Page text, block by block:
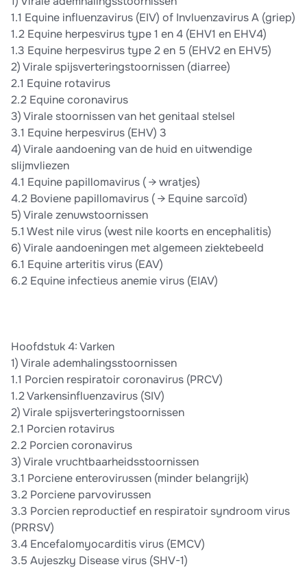
1.1 Equine influenzavirus (EIV) of Invluenzavirus A (griep)
1.2 Equine herpesvirus type 1 en 4 (EHV1 en EHV4)
1.3 Equine herpesvirus type 2 en 5 (EHV2 en EHV5)
2) Virale spijsverteringstoornissen (diarree)
2.1 Equine rotavirus
2.2 Equine coronavirus
3) Virale stoornissen van het genitaal stelsel
3.1 Equine herpesvirus (EHV) 3
4) Virale aandoening van de huid en uitwendige
slijmvliezen
4.1 Equine papillomavirus ( → wratjes)
4.2 Boviene papillomavirus ( → Equine sarcoïd)
5) Virale zenuwstoornissen
5.1 West nile virus (west nile koorts en encephalitis)
6) Virale aandoeningen met algemeen ziektebeeld
6.1 Equine arteritis virus (EAV)
6.2 Equine infectieus anemie virus (EIAV)
Hoofdstuk 4: Varken
1) Virale ademhalingsstoornissen
1.1 Porcien respiratoir coronavirus (PRCV)
1.2 Varkensinfluenzavirus (SIV)
2) Virale spijsverteringstoornissen
2.1 Porcien rotavirus
2.2 Porcien coronavirus
3) Virale vruchtbaarheidsstoornissen
3.1 Porciene enterovirussen (minder belangrijk)
3.2 Porciene parvovirussen
3.3 Porcien reproductief en respiratoir syndroom virus
(PRRSV)
3.4 Encefalomyocarditis virus (EMCV)
3.5 Aujeszky Disease virus (SHV-1)